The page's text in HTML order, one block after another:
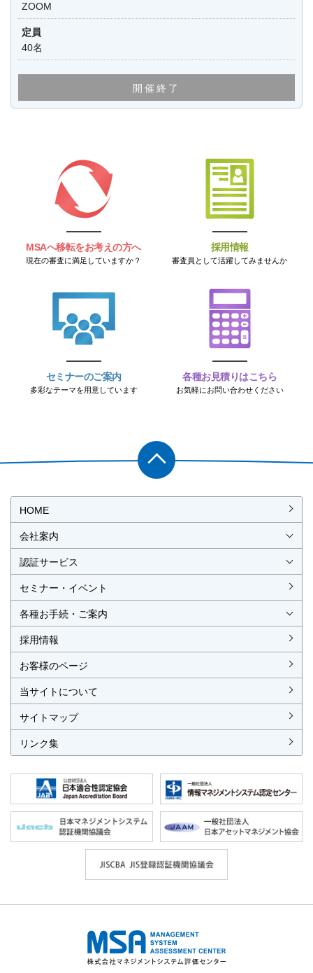
ZOOM
定員
40名
開催終了
MSAへ移転をお考えの方へ
現在の審査に満足していますか？
採用情報
審査員として活躍してみませんか
セミナーのご案内
多彩なテーマを用意しています
各種お見積りはこちら
お気軽にお問い合わせください
HOME
会社案内
認証サービス
ISO認証（マネジメントシステム）
ISO 9001 （品質）
ISO 14001（環境）
ISO 55001（アセット）
ISO 45001（労働安全衛生）
ISO 27001（情報セキュリティ）
MSAの審査認証
ISOとは？
JIS製品認証
JIS製品認証の手続き
認証リスト
セミナー・イベント
各種お手続・ご案内
採用情報
お客様のページ
当サイトについて
サイトマップ
リンク集